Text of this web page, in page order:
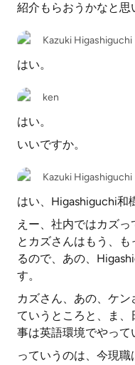
紹介もらおうかなと思
Kazuki Higashiguchi
はい。
ken
はい。
いいですか。
Kazuki Higashiguchi
はい、Higashiguchi和
えー、社内ではカズ
とカズさんはもう、
るので、あの、
す。
カズさん、あの、ケン
ていうところと、ま
事は英語環境でやって
っていうのは、今現